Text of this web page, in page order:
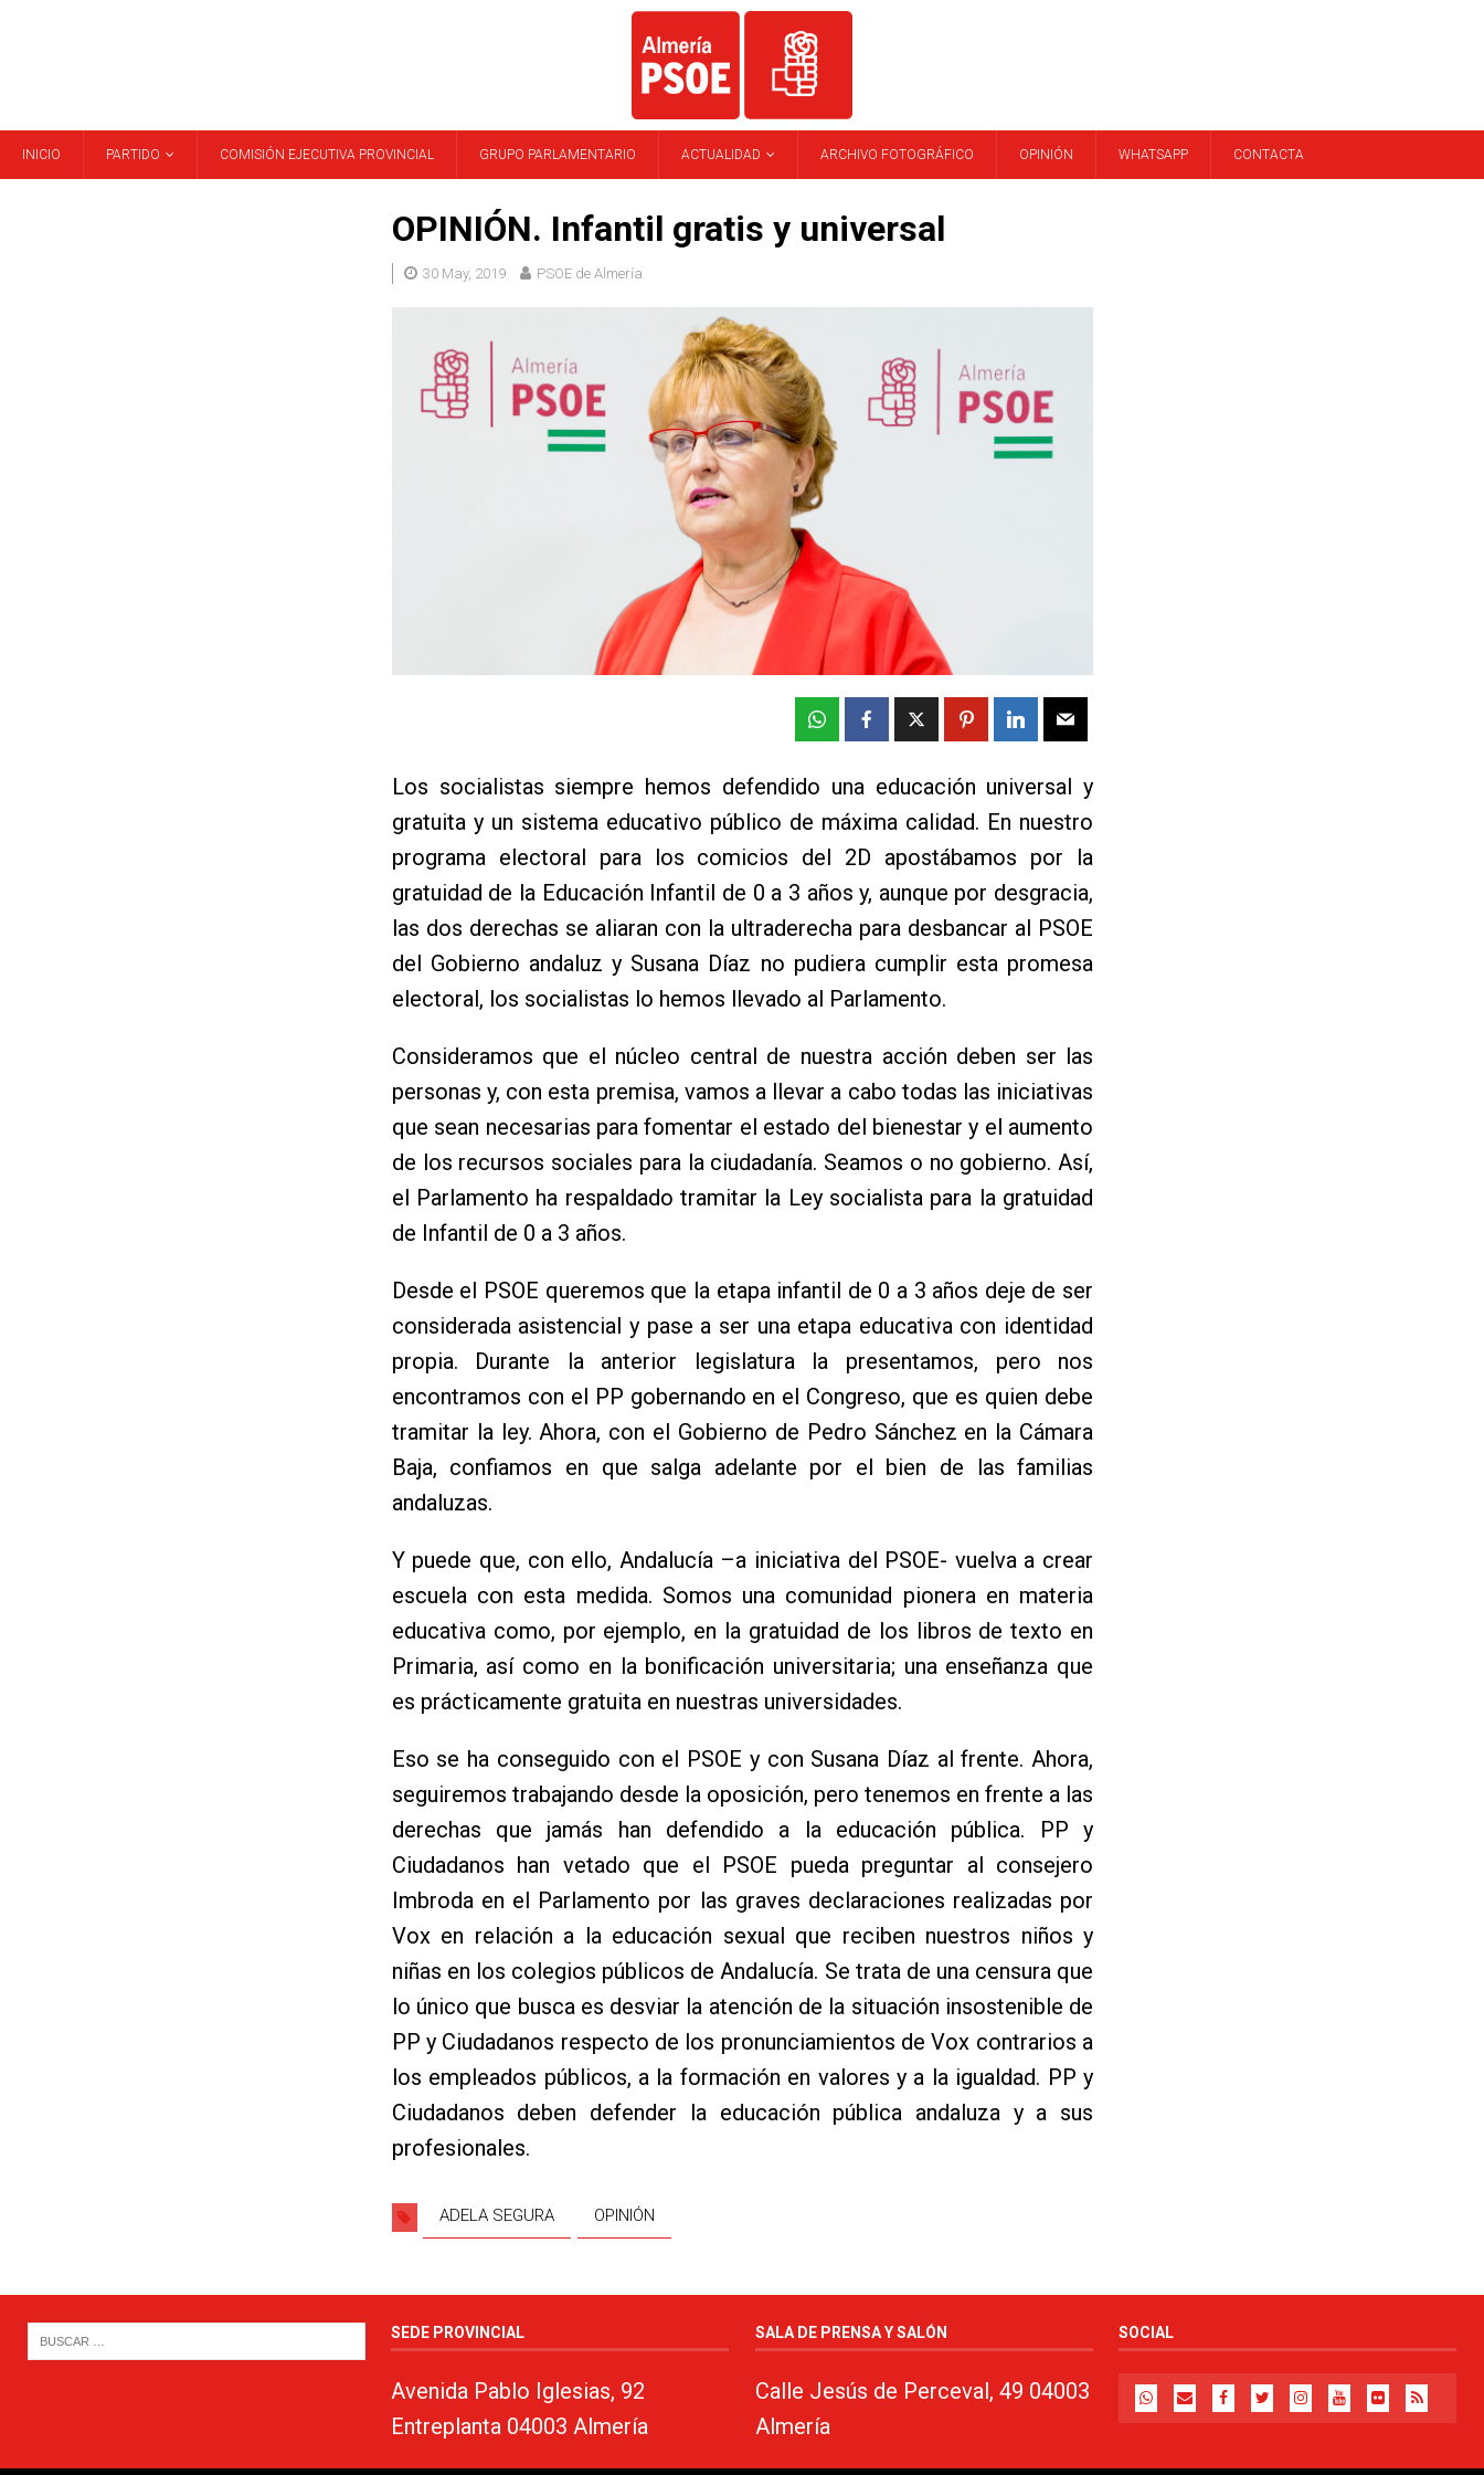
INICIO PARTIDO COMISIÓN EJECUTIVA PROVINCIAL GRUPO PARLAMENTARIO ACTUALIDAD ARCHIVO FOTOGRÁFICO OPINIÓN WHATSAPP CONTACTA
OPINIÓN. Infantil gratis y universal
30 May, 2019 PSOE de Almería
Los socialistas siempre hemos defendido una educación universal y
gratuita y un sistema educativo público de máxima calidad. En nuestro
programa electoral para los comicios del 2D apostábamos por la
gratuidad de la Educación Infantil de 0 a 3 años y, aunque por desgracia,
las dos derechas se aliaran con la ultraderecha para desbancar al PSOE
del Gobierno andaluz y Susana Díaz no pudiera cumplir esta promesa
electoral, los socialistas lo hemos llevado al Parlamento.
Consideramos que el núcleo central de nuestra acción deben ser las
personas y, con esta premisa, vamos a llevar a cabo todas las iniciativas
que sean necesarias para fomentar el estado del bienestar y el aumento
de los recursos sociales para la ciudadanía. Seamos o no gobierno. Así,
el Parlamento ha respaldado tramitar la Ley socialista para la gratuidad
de Infantil de 0 a 3 años.
Desde el PSOE queremos que la etapa infantil de 0 a 3 años deje de ser
considerada asistencial y pase a ser una etapa educativa con identidad
propia. Durante la anterior legislatura la presentamos, pero nos
encontramos con el PP gobernando en el Congreso, que es quien debe
tramitar la ley. Ahora, con el Gobierno de Pedro Sánchez en la Cámara
Baja, confiamos en que salga adelante por el bien de las familias
andaluzas.
Y puede que, con ello, Andalucía –a iniciativa del PSOE- vuelva a crear
escuela con esta medida. Somos una comunidad pionera en materia
educativa como, por ejemplo, en la gratuidad de los libros de texto en
Primaria, así como en la bonificación universitaria; una enseñanza que
es prácticamente gratuita en nuestras universidades.
Eso se ha conseguido con el PSOE y con Susana Díaz al frente. Ahora,
seguiremos trabajando desde la oposición, pero tenemos en frente a las
derechas que jamás han defendido a la educación pública. PP y
Ciudadanos han vetado que el PSOE pueda preguntar al consejero
Imbroda en el Parlamento por las graves declaraciones realizadas por
Vox en relación a la educación sexual que reciben nuestros niños y
niñas en los colegios públicos de Andalucía. Se trata de una censura que
lo único que busca es desviar la atención de la situación insostenible de
PP y Ciudadanos respecto de los pronunciamientos de Vox contrarios a
los empleados públicos, a la formación en valores y a la igualdad. PP y
Ciudadanos deben defender la educación pública andaluza y a sus
profesionales.
ADELA SEGURA OPINIÓN
SEDE PROVINCIAL
Avenida Pablo Iglesias, 92
Entreplanta 04003 Almería
SALA DE PRENSA Y SALÓN
Calle Jesús de Perceval, 49 04003
Almería
SOCIAL